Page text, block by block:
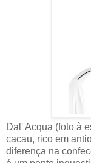
Dal' Acqua (foto à
cacau, rico em
diferença na